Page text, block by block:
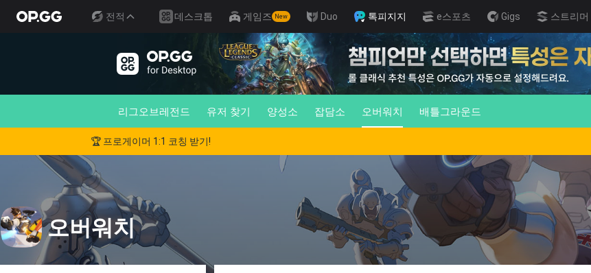
전적 데스크톱 게임즈 New Duo 톡피지지 e스포츠 Gigs 스트리머
리그오브레전드 유저 찾기 양성소 잡담소 오버워치 배틀그라운드
🏆 프로게이머 1:1 코칭 받기!
오버워치